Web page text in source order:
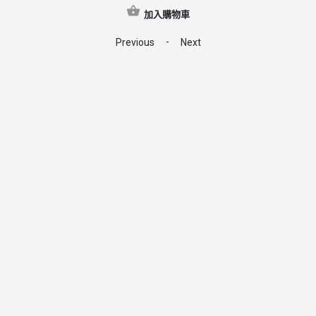
加入購物車
Previous - Next